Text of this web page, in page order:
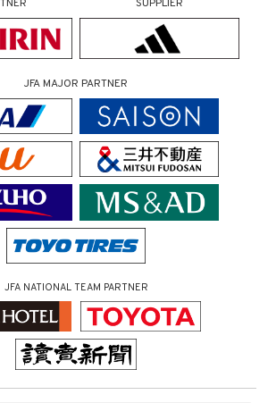
SUPPLIER
JFA MAJOR PARTNER
JFA NATIONAL TEAM PARTNER